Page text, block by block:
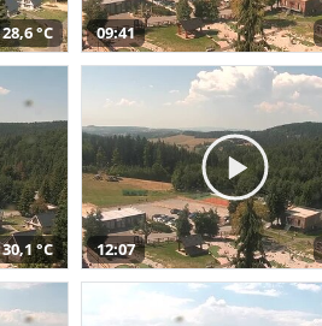
28,6 °C 09:41
30,1 °C 12:07